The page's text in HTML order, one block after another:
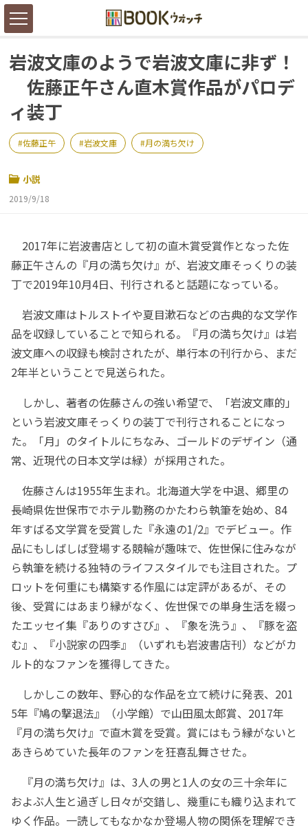
岩波文庫のようで岩波文庫に非ず！
佐藤正午さん直木賞作品がパロデ
ィ装丁
佐藤正午 岩波文庫 月の満ち欠け
小説
2019/9/18
2017年に岩波書店として初の直木賞受賞作となった佐
藤正午さんの『月の満ち欠け』が、岩波文庫そっくりの装
丁で2019年10月4日、刊行されると話題になっている。
岩波文庫はトルストイや夏目漱石などの古典的な文学作
品を収録していることで知られる。『月の満ち欠け』は岩
波文庫への収録も検討されたが、単行本の刊行から、まだ
2年半ということで見送られた。
しかし、著者の佐藤さんの強い希望で、「岩波文庫的」
という岩波文庫そっくりの装丁で刊行されることになっ
た。「月」のタイトルにちなみ、ゴールドのデザイン（通
常、近現代の日本文学は緑）が採用された。
佐藤さんは1955年生まれ。北海道大学を中退、郷里の
長崎県佐世保市でホテル勤務のかたわら執筆を始め、84
年すばる文学賞を受賞した『永遠の1/2』でデビュー。作
品にもしばしば登場する競輪が趣味で、佐世保に住みなが
ら執筆を続ける独特のライフスタイルでも注目された。プ
ロットを何重にも構築する作風には定評があるが、その
後、受賞にはあまり縁がなく、佐世保での単身生活を綴っ
たエッセイ集『ありのすさび』、『象を洗う』、『豚を盗
む』、『小説家の四季』（いずれも岩波書店刊）などがカ
ルト的なファンを獲得してきた。
しかしこの数年、野心的な作品を立て続けに発表、201
5年『鳩の撃退法』（小学館）で山田風太郎賞、2017年
『月の満ち欠け』で直木賞を受賞。賞にはもう縁がないと
あきらめていた長年のファンを狂喜乱舞させた。
『月の満ち欠け』は、3人の男と1人の女の三十余年に
およぶ人生と過ぎし日々が交錯し、幾重にも織り込まれて
ゆく作品。一読してもなかなか登場人物の関係を理解でき